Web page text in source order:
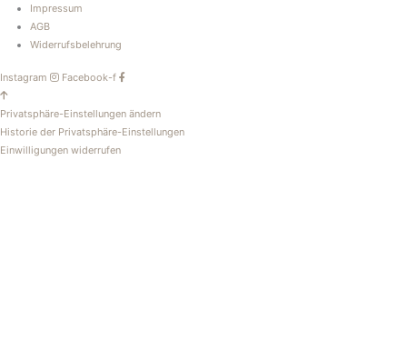
Impressum
AGB
Widerrufsbelehrung
Instagram Facebook-f
Privatsphäre-Einstellungen ändern
Historie der Privatsphäre-Einstellungen
Einwilligungen widerrufen